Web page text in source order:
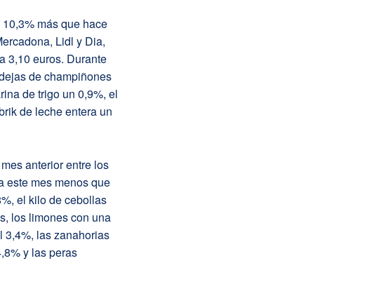
más que hace
Lidl y Dia,
3,10 euros. Durante
de champiñones
de trigo un 0,9%, el
de leche entera un
anterior entre los
este mes menos que
el kilo de cebollas
los limones con una
3,4%, las zanahorias
y las peras